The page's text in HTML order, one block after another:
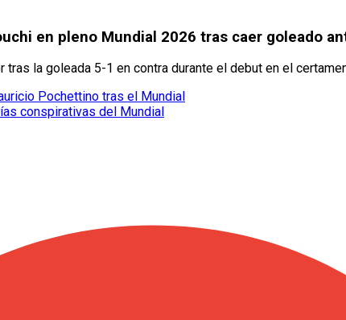
en pleno Mundial 2026 tras caer goleado
la goleada 5-1 en contra durante el debut en el
Pochettino tras el Mundial
conspirativas del Mundial